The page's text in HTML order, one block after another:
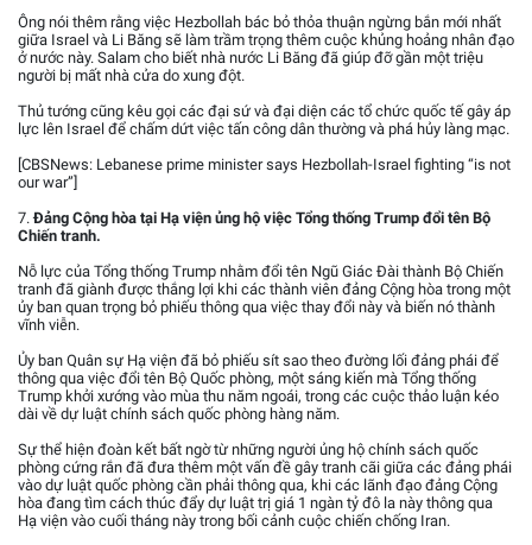
Ông nói thêm rằng việc Hezbollah bác bỏ thỏa thuận ngừng bắn mới nhất
giữa Israel và Li Băng sẽ làm trầm trọng thêm cuộc khủng hoảng nhân đạo
ở nước này. Salam cho biết nhà nước Li Băng đã giúp đỡ gần một triệu
người bị mất nhà cửa do xung đột.
Thủ tướng cũng kêu gọi các đại sứ và đại diện các tổ chức quốc tế gây áp
lực lên Israel để chấm dứt việc tấn công dân thường và phá hủy làng mạc.
[CBSNews: Lebanese prime minister says Hezbollah-Israel fighting “is not
our war”]
7.Đảng Cộng hòa tại Hạ viện ủng hộ việc Tổng thống Trump đổi tên Bộ
Chiến tranh.
Nỗ lực của Tổng thống Trump nhằm đổi tên Ngũ Giác Đài thành Bộ Chiến
tranh đã giành được thắng lợi khi các thành viên đảng Cộng hòa trong một
ủy ban quan trọng bỏ phiếu thông qua việc thay đổi này và biến nó thành
vĩnh viễn.
Ủy ban Quân sự Hạ viện đã bỏ phiếu sít sao theo đường lối đảng phái để
thông qua việc đổi tên Bộ Quốc phòng, một sáng kiến mà Tổng thống
Trump khởi xướng vào mùa thu năm ngoái, trong các cuộc thảo luận kéo
dài về dự luật chính sách quốc phòng hàng năm.
Sự thể hiện đoàn kết bất ngờ từ những người ủng hộ chính sách quốc
phòng cứng rắn đã đưa thêm một vấn đề gây tranh cãi giữa các đảng phái
vào dự luật quốc phòng cần phải thông qua, khi các lãnh đạo đảng Cộng
hòa đang tìm cách thúc đẩy dự luật trị giá 1 ngàn tỷ đô la này thông qua
Hạ viện vào cuối tháng này trong bối cảnh cuộc chiến chống Iran.